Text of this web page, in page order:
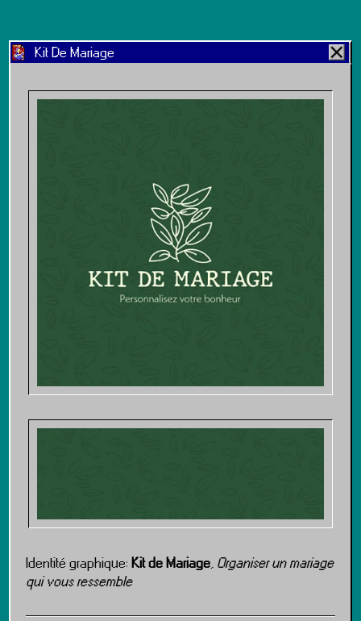
Kit De Mariage
Identité graphique:Kit de Mariage, Organiser un mariage
qui vous ressemble